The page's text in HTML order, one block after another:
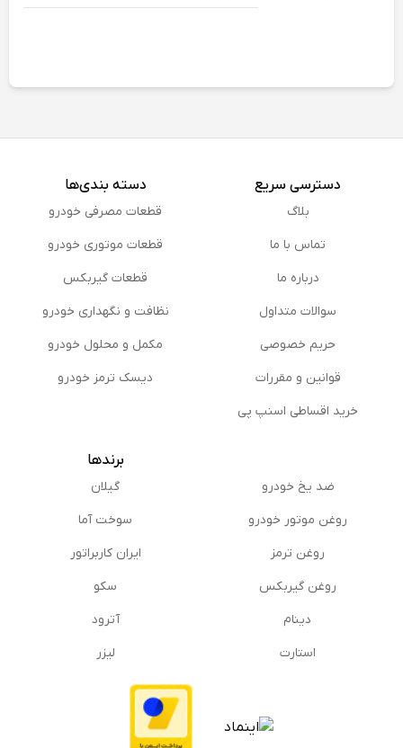
دسترسی سریع
بلاگ
تماس با ما
درباره ما
سوالات متداول
حریم خصوصی
قوانین و مقررات
خرید اقساطی اسنپ پی
دسته بندی‌ها
قطعات مصرفی خودرو
قطعات موتوری خودرو
قطعات گیربکس
نظافت و نگهداری خودرو
مكمل و محلول خودرو
دیسک ترمز خودرو
ضد یخ خودرو
روغن موتور خودرو
روغن ترمز
روغن گیربكس
دینام
استارت
برندها
گیلان
سوخت آما
ایران کاربراتور
سکو
آترود
لیزر